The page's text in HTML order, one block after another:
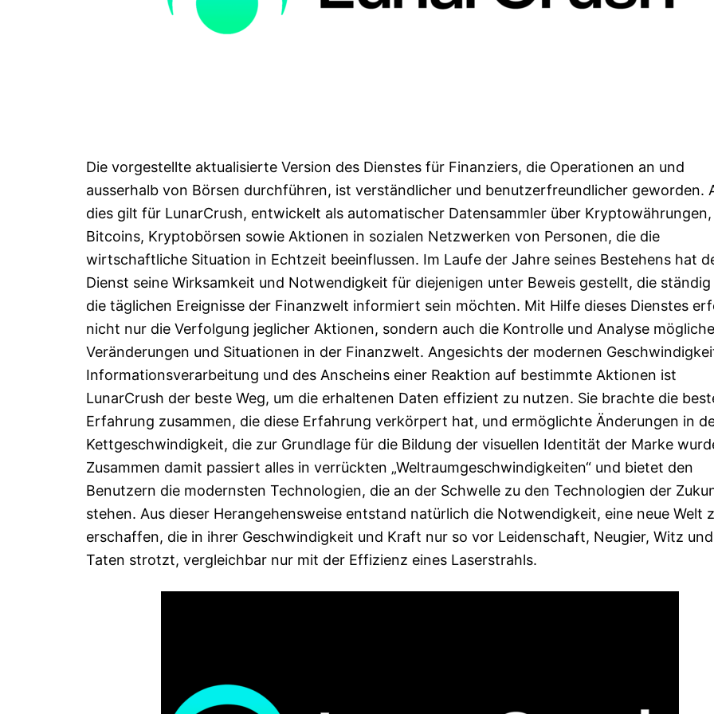
Die vorgestellte aktualisierte Version des Dienstes für Finanziers, die Operationen an und
ausserhalb von Börsen durchführen, ist verständlicher und benutzerfreundlicher geworden.
dies gilt für LunarCrush, entwickelt als automatischer Datensammler über Kryptowährungen,
Bitcoins, Kryptobörsen sowie Aktionen in sozialen Netzwerken von Personen, die die
wirtschaftliche Situation in Echtzeit beeinflussen. Im Laufe der Jahre seines Bestehens hat
Dienst seine Wirksamkeit und Notwendigkeit für diejenigen unter Beweis gestellt, die ständig
die täglichen Ereignisse der Finanzwelt informiert sein möchten. Mit Hilfe dieses Dienstes
nicht nur die Verfolgung jeglicher Aktionen, sondern auch die Kontrolle und Analyse
Veränderungen und Situationen in der Finanzwelt. Angesichts der modernen
Informationsverarbeitung und des Anscheins einer Reaktion auf bestimmte Aktionen ist
LunarCrush der beste Weg, um die erhaltenen Daten effizient zu nutzen. Sie brachte die
Erfahrung zusammen, die diese Erfahrung verkörpert hat, und ermöglichte Änderungen in
Kettgeschwindigkeit, die zur Grundlage für die Bildung der visuellen Identität der Marke
Zusammen damit passiert alles in verrückten „Weltraumgeschwindigkeiten“ und bietet den
Benutzern die modernsten Technologien, die an der Schwelle zu den Technologien der
stehen. Aus dieser Herangehensweise entstand natürlich die Notwendigkeit, eine neue Welt
erschaffen, die in ihrer Geschwindigkeit und Kraft nur so vor Leidenschaft, Neugier, Witz und
Taten strotzt, vergleichbar nur mit der Effizienz eines Laserstrahls.